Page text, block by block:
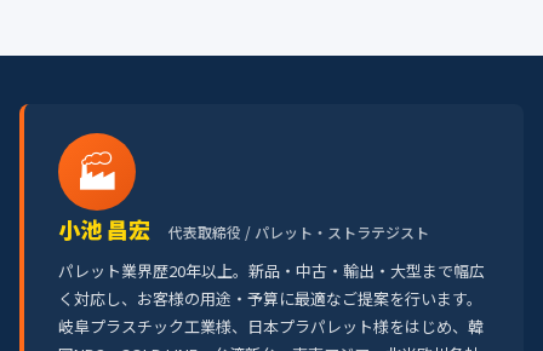
🏭
小池 昌宏 代表取締役 / パレット・ストラテジスト
パレット業界歴20年以上。新品・中古・輸出・大型まで幅広
く対応し、お客様の用途・予算に最適なご提案を行います。
岐阜プラスチック工業様、日本プラパレット様をはじめ、韓